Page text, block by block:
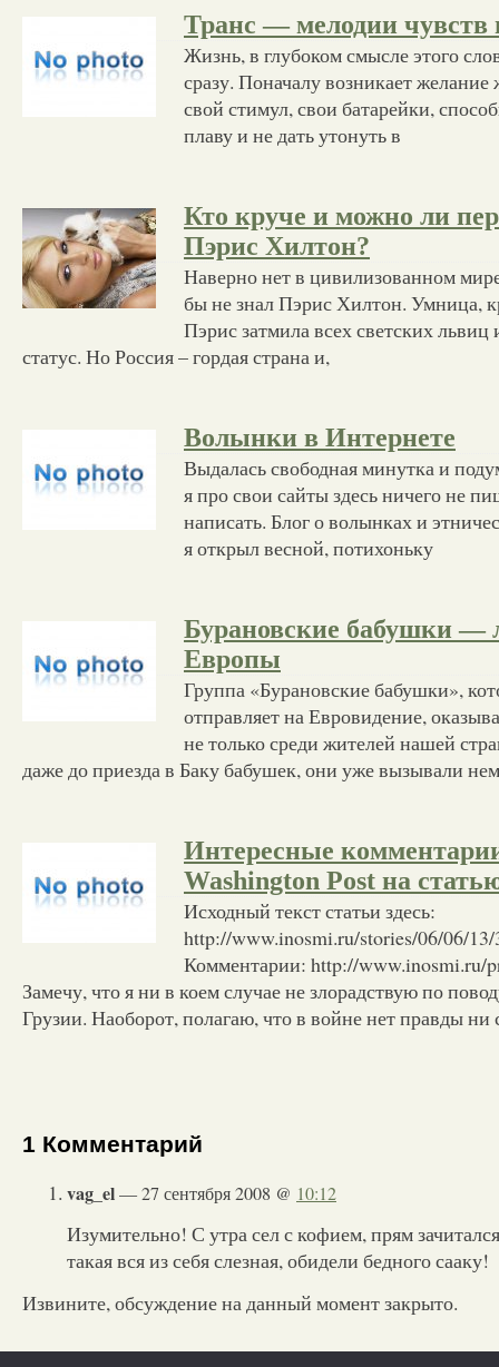
Транс — мелодии чувств
Жизнь, в глубоком смысле этого
сразу. Поначалу возникает
свой стимул, свои батарейки,
плаву и не дать утонуть в
Кто круче и можно ли
Пэрис Хилтон?
Наверно нет в цивилизованном
бы не знал Пэрис Хилтон. Умница,
Пэрис затмила всех светских
статус. Но Россия – гордая страна и,
Волынки в Интернете
Выдалась свободная минутка и
я про свои сайты здесь ничего не
написать. Блог о волынках и
я открыл весной, потихоньку
Бурановские бабушки —
Европы
Группа «Бурановские бабушки»,
отправляет на Евровидение,
не только среди жителей нашей
даже до приезда в Баку бабушек, они уже вызывали
Интересные
Washington Post на
Исходный текст статьи здесь:
http://www.inosmi.ru/stories/06/06/
Комментарии: http://www.inosmi.ru/
Замечу, что я ни в коем случае не злорадствую по
Грузии. Наоборот, полагаю, что в войне нет правды ни
1 Комментарий
vag_el— 27 сентября 2008 @ 10:12
Изумительно! С утра сел с кофием, прям
такая вся из себя слезная, обидели бедного сааку!
Извините, обсуждение на данный момент закрыто.